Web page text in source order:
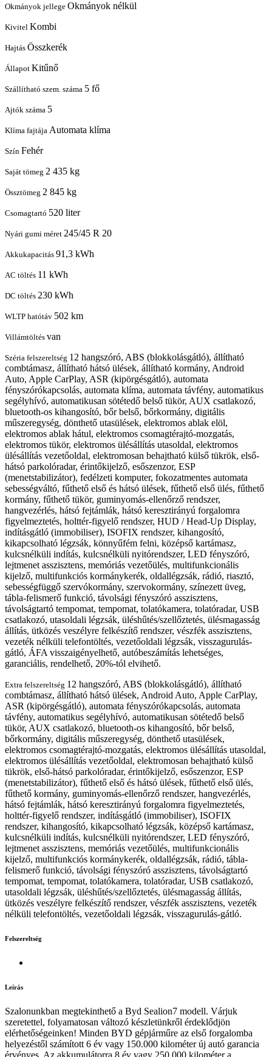
Okmányok jellege Okmányok nélkül
Kivitel Kombi
Hajtás Összkerék
Állapot Kitűnő
Szállítható szem. száma 5 fő
Ajtók száma 5
Klíma fajtája Automata klíma
Szín Fehér
Saját tömeg 2 435 kg
Össztömeg 2 845 kg
Csomagtartó 520 liter
Nyári gumi méret 245/45 R 20
Akkukapacitás 91,3 kWh
AC töltés 11 kWh
DC töltés 230 kWh
WLTP hatótáv 502 km
Villámtöltés van
Széria felszereltség 12 hangszóró, ABS (blokkolásgátló), állítható
combtámasz, állítható hátsó ülések, állítható kormány, Android
Auto, Apple CarPlay, ASR (kipörgésgátló), automata
fényszórókapcsolás, automata klíma, automata távfény, automatikus
segélyhívó, automatikusan sötétedő belső tükör, AUX csatlakozó,
bluetooth-os kihangosító, bőr belső, bőrkormány, digitális
műszeregység, dönthető utasülések, elektromos ablak elöl,
elektromos ablak hátul, elektromos csomagtérajtó-mozgatás,
elektromos tükör, elektromos ülésállítás utasoldal, elektromos
ülésállítás vezetőoldal, elektromosan behajtható külső tükrök, első-
hátsó parkolóradar, érintőkijelző, esőszenzor, ESP
(menetstabilizátor), fedélzeti komputer, fokozatmentes automata
sebességváltó, fűthető első és hátsó ülések, fűthető első ülés, fűthető
kormány, fűthető tükör, guminyomás-ellenőrző rendszer,
hangvezérlés, hátsó fejtámlák, hátsó keresztirányú forgalomra
figyelmeztetés, holttér-figyelő rendszer, HUD / Head-Up Display,
indításgátló (immobiliser), ISOFIX rendszer, kihangosító,
kikapcsolható légzsák, könnyűfém felni, középső kartámasz,
kulcsnélküli indítás, kulcsnélküli nyitórendszer, LED fényszóró,
lejtmenet asszisztens, memóriás vezetőülés, multifunkcionális
kijelző, multifunkciós kormánykerék, oldallégzsák, rádió, riasztó,
sebességfüggő szervókormány, szervokormány, színezett üveg,
tábla-felismerő funkció, távolsági fényszóró asszisztens,
távolságtartó tempomat, tempomat, tolatókamera, tolatóradar, USB
csatlakozó, utasoldali légzsák, üléshűtés/szellőztetés, ülésmagasság
állítás, ütközés veszélyre felkészítő rendszer, vészfék asszisztens,
vezeték nélküli telefontöltés, vezetőoldali légzsák, visszagurulás-
gátló, ÁFA visszaigényelhető, autóbeszámítás lehetséges,
garanciális, rendelhető, 20%-tól elvihető.
Extra felszereltség 12 hangszóró, ABS (blokkolásgátló), állítható
combtámasz, állítható hátsó ülések, Android Auto, Apple CarPlay,
ASR (kipörgésgátló), automata fényszórókapcsolás, automata
távfény, automatikus segélyhívó, automatikusan sötétedő belső
tükör, AUX csatlakozó, bluetooth-os kihangosító, bőr belső,
bőrkormány, digitális műszeregység, dönthető utasülések,
elektromos csomagtérajtó-mozgatás, elektromos ülésállítás utasoldal,
elektromos ülésállítás vezetőoldal, elektromosan behajtható külső
tükrök, első-hátsó parkolóradar, érintőkijelző, esőszenzor, ESP
(menetstabilizátor), fűthető első és hátsó ülések, fűthető első ülés,
fűthető kormány, guminyomás-ellenőrző rendszer, hangvezérlés,
hátsó fejtámlák, hátsó keresztirányú forgalomra figyelmeztetés,
holttér-figyelő rendszer, indításgátló (immobiliser), ISOFIX
rendszer, kihangosító, kikapcsolható légzsák, középső kartámasz,
kulcsnélküli indítás, kulcsnélküli nyitórendszer, LED fényszóró,
lejtmenet asszisztens, memóriás vezetőülés, multifunkcionális
kijelző, multifunkciós kormánykerék, oldallégzsák, rádió, tábla-
felismerő funkció, távolsági fényszóró asszisztens, távolságtartó
tempomat, tempomat, tolatókamera, tolatóradar, USB csatlakozó,
utasoldali légzsák, üléshűtés/szellőztetés, ülésmagasság állítás,
ütközés veszélyre felkészítő rendszer, vészfék asszisztens, vezeték
nélküli telefontöltés, vezetőoldali légzsák, visszagurulás-gátló.
Felszereltség
Leírás
Szalonunkban megtekinthető a Byd Sealion7 modell. Várjuk
szeretettel, folyamatosan változó készletünkről érdeklődjön
elérhetőségeinken! Minden BYD gépjárműre az első forgalomba
helyezéstől számított 6 év vagy 150.000 kilométer új autó garancia